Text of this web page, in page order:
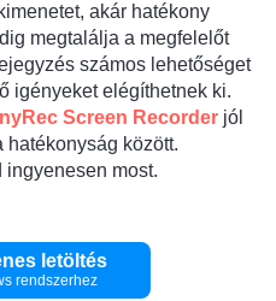
akár hatékony
megtalálja a megfelelőt
számos lehetőséget
igényeket elégíthetnek ki.
Screen Recorder jól
között.
ingyenesen most.
letöltés
rendszerhez